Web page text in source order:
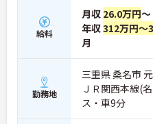
があり、20代から60代まで幅広
ます。年間休日も114日確保さ
なく長期的なキャリアを築いて
・全施設がバリアフリー設計か
おり、清潔感にあふれた美しい
に加え、ソフト面でも「献立の
備」により現場の負担が大幅に
ご利用者様の安全性はもちろん
っても身体的負担が少なく、高
保って業務に集中できます。
給料
月収 26.0万円～
年収312万円～
月
勤務地
三重県 桑名市
ＪＲ関西本線(
ス・車9分